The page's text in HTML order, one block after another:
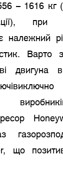
– 1616 кг
належний
двигуна
що